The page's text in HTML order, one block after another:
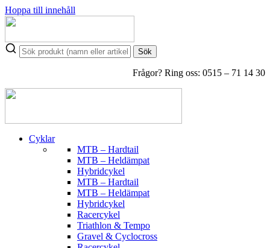
Hoppa till innehåll
Sök
Frågor? Ring oss: 0515 – 71 14 30
Cyklar
MTB – Hardtail
MTB – Heldämpat
Hybridcykel
MTB – Hardtail
MTB – Heldämpat
Hybridcykel
Racercykel
Triathlon & Tempo
Gravel & Cyclocross